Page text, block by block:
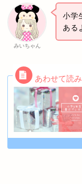
みいちゃん
小学
ある